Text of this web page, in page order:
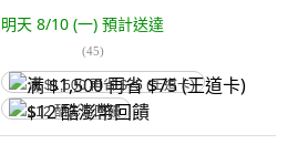
明天 8/10 (一) 預計送達
(45)
满 $1,500 再省 $75 (王道卡)
$12 酷澎幣回饋